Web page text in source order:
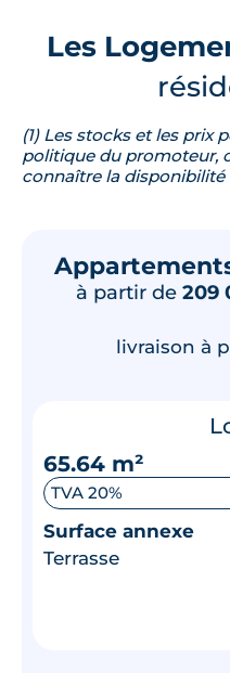
Les
(1) Les stocks et les prix
politique du promoteur,
connaître la disponibilité
à partir de 209
livraison à
65.64 m²
TVA 20%
Surface annexe
Terrasse